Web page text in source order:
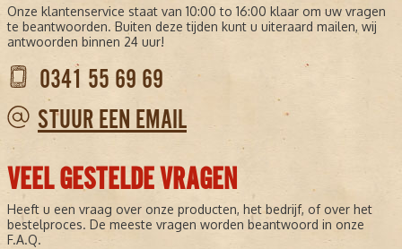
Onze klantenservice staat van 10:00 to 16:00 klaar om uw vragen
te beantwoorden. Buiten deze tijden kunt u uiteraard mailen, wij
antwoorden binnen 24 uur!
0341 55 69 69
STUUR EEN EMAIL
VEEL GESTELDE VRAGEN
Heeft u een vraag over onze producten, het bedrijf, of over het
bestelproces. De meeste vragen worden beantwoord in onze
F.A.Q.